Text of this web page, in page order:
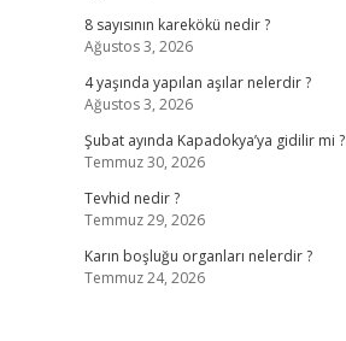
8 sayısının karekökü nedir ?
Ağustos 3, 2026
4 yaşında yapılan aşılar nelerdir ?
Ağustos 3, 2026
Şubat ayında Kapadokya’ya gidilir mi ?
Temmuz 30, 2026
Tevhid nedir ?
Temmuz 29, 2026
Karın boşluğu organları nelerdir ?
Temmuz 24, 2026